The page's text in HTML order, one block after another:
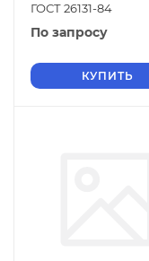
ГОСТ 26131-84
По запросу
КУПИТЬ